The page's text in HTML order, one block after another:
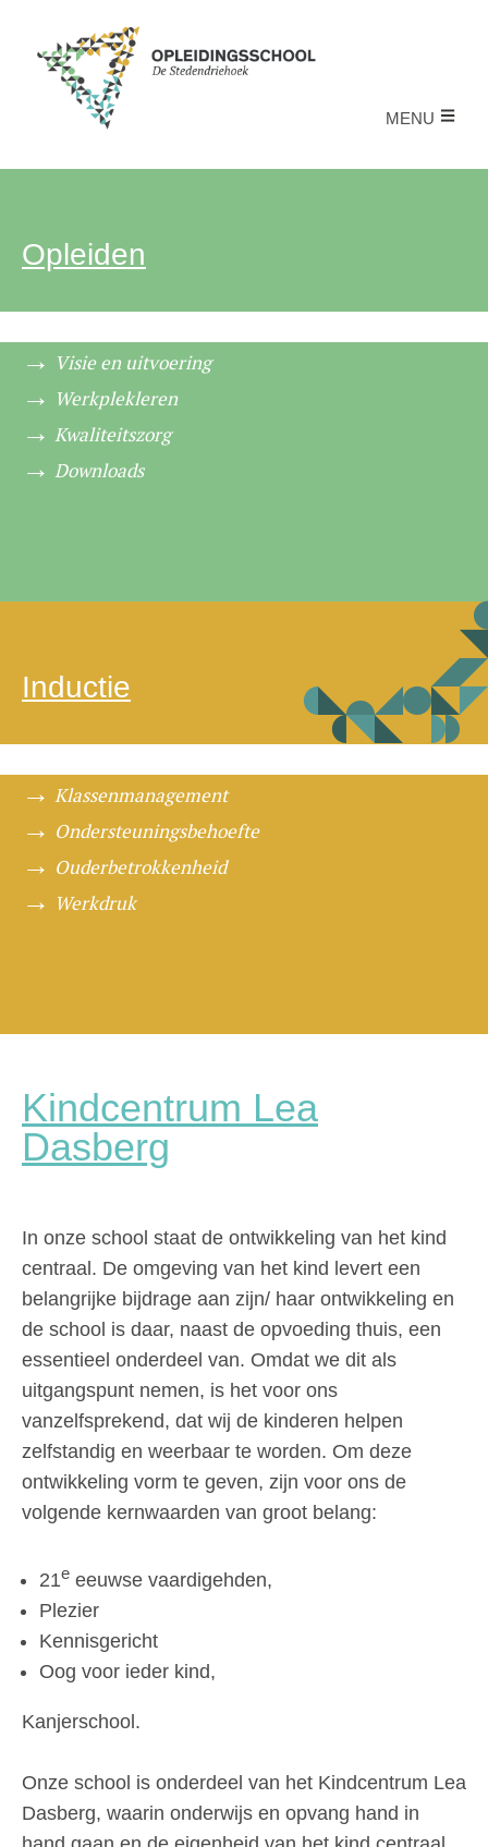
Opleiden
Visie en uitvoering
Werkplekleren
Kwaliteitszorg
Downloads
Inductie
Klassenmanagement
Ondersteuningsbehoefte
Ouderbetrokkenheid
Werkdruk
Kindcentrum Lea
Dasberg
In onze school staat de ontwikkeling van het kind
centraal. De omgeving van het kind levert een
belangrijke bijdrage aan zijn/ haar ontwikkeling en
de school is daar, naast de opvoeding thuis, een
essentieel onderdeel van. Omdat we dit als
uitgangspunt nemen, is het voor ons
vanzelfsprekend, dat wij de kinderen helpen
zelfstandig en weerbaar te worden. Om deze
ontwikkeling vorm te geven, zijn voor ons de
volgende kernwaarden van groot belang:
21e eeuwse vaardigehden,
Plezier
Kennisgericht
Oog voor ieder kind,
Kanjerschool.
Onze school is onderdeel van het Kindcentrum Lea
Dasberg, waarin onderwijs en opvang hand in
MENU